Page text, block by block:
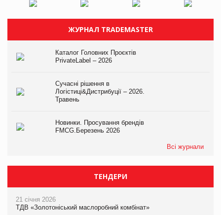
ЖУРНАЛ TRADEMASTER
Каталог Головних Проєктів
PrivateLabel – 2026
Сучасні рішення в
Логістиці&Дистрибуції – 2026.
Травень
Новинки. Просування брендів
FMCG.Березень 2026
Всі журнали
ТЕНДЕРИ
21 січня 2026
ТДВ «Золотоніський маслоробний комбінат»